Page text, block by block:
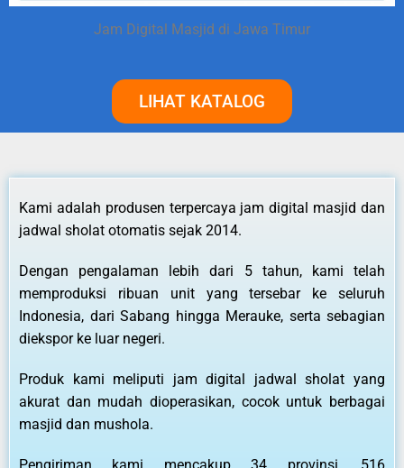
Jam Digital Masjid di Jawa Timur
LIHAT KATALOG
Kami adalah produsen terpercaya jam digital masjid dan
jadwal sholat otomatis sejak 2014.
Dengan pengalaman lebih dari 5 tahun, kami telah
memproduksi ribuan unit yang tersebar ke seluruh
Indonesia, dari Sabang hingga Merauke, serta sebagian
diekspor ke luar negeri.
Produk kami meliputi jam digital jadwal sholat yang
akurat dan mudah dioperasikan, cocok untuk berbagai
masjid dan mushola.
Pengiriman kami mencakup 34 provinsi, 516